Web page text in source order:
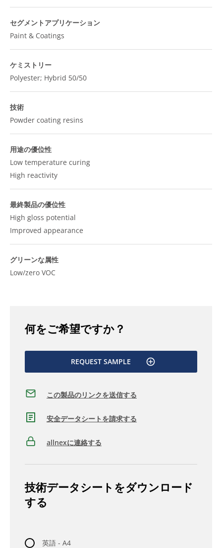
セグメントアプリケーション
Paint & Coatings
ケミストリー
Polyester; Hybrid 50/50
技術
Powder coating resins
用途の優位性
Low temperature curing
High reactivity
最終製品の優位性
High gloss potential
Improved appearance
グリーンな属性
Low/zero VOC
何をご希望ですか？
REQUEST SAMPLE
この製品のリンクを送信する
安全データシートを請求する
allnexに連絡する
技術データシートをダウンロード
する
英語 - A4